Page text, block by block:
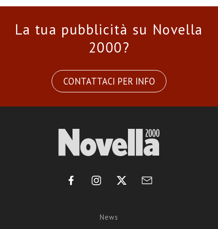
La tua pubblicità su Novella
2000?
CONTATTACI PER INFO
News